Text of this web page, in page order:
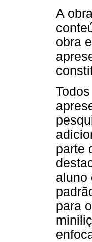
A
obra
parte
aluno
para